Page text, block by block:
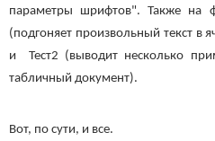
параметры шрифтов". Также на
(подгоняет произвольный текст в
и Тест2 (выводит несколько
табличный документ).
Вот, по сути, и все.